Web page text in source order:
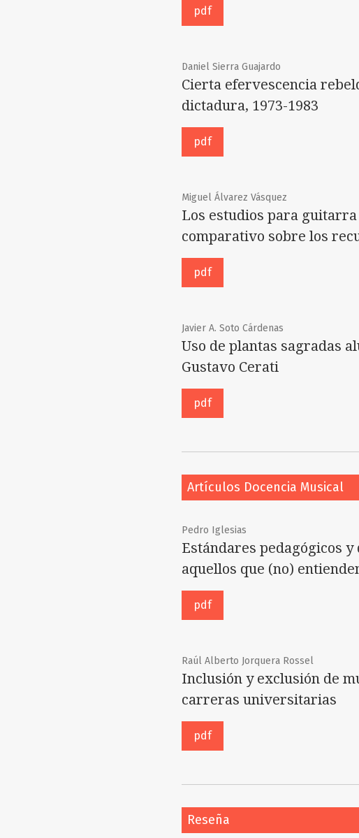
pdf
Daniel Sierra Guajardo
Cierta efervescencia
dictadura, 1973-1983
pdf
Miguel Álvarez Vásquez
Los estudios para
comparativo sobre los
pdf
Javier A. Soto Cárdenas
Uso de plantas sagradas
Gustavo Cerati
pdf
Artículos Docencia Musical
Pedro Iglesias
Estándares pedagógicos
aquellos que (no)
pdf
Raúl Alberto Jorquera Rossel
Inclusión y exclusión de
carreras universitarias
pdf
Reseña